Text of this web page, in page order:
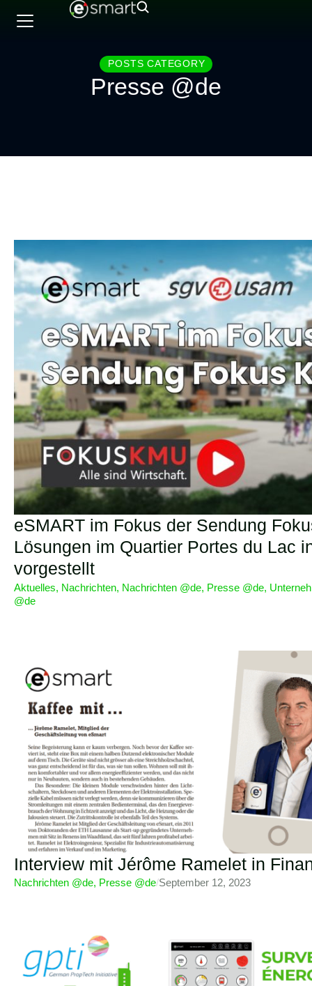
POSTS CATEGORY
Presse @de
eSMART im Fokus der Sendung
Lösungen im Quartier Portes du Lac
vorgestellt
Aktuelles, Nachrichten, Nachrichten @de, Presse @de,
@de
Interview mit Jérôme Ramelet in
Nachrichten @de, Presse @de/September 12, 2023